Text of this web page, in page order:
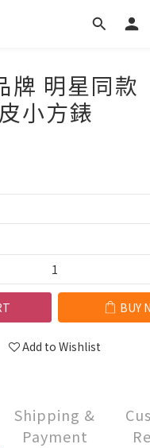
牌 明星同款
小方錶
BUY
Add to Wishlist
Shipping &
Payment